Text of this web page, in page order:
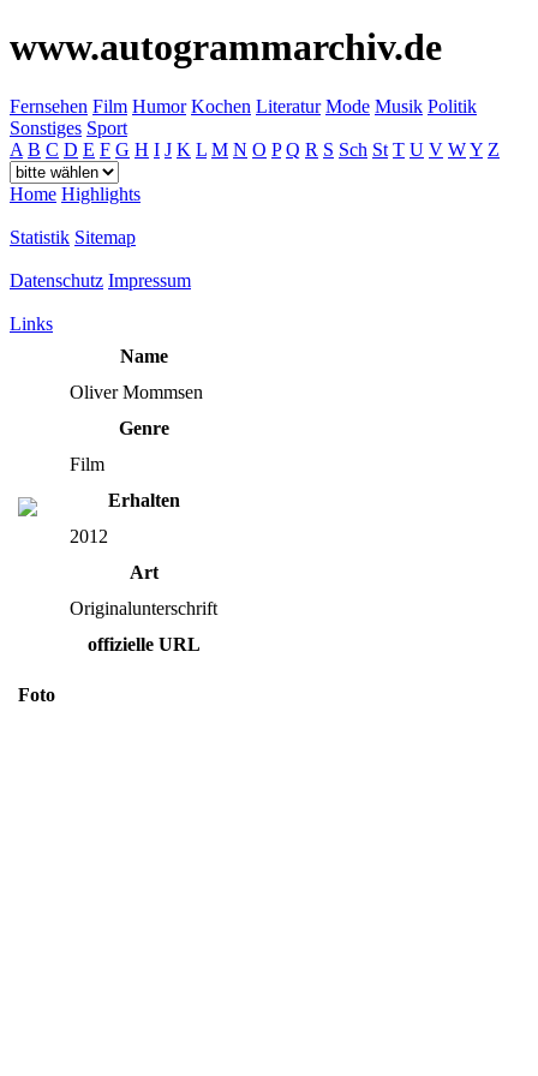
www.autogrammarchiv.de
Fernsehen Film Humor Kochen Literatur Mode Musik Politik
Sonstiges Sport
A B C D E F G H I J K L M N O P Q R S Sch St T U V WY Z
Home Highlights
Statistik Sitemap
Datenschutz Impressum
Links
Name
Oliver Mommsen
Genre
Film
Erhalten
2012
Art
Originalunterschrift
offizielle URL
Foto